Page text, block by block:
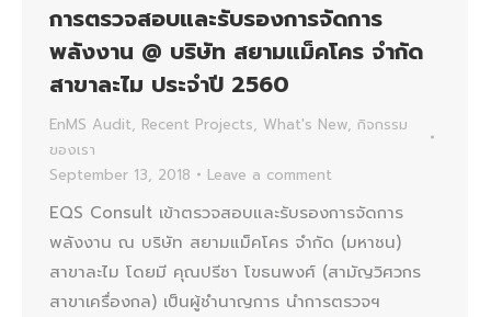
การตรวจสอบและรับรองการจัดการ
พลังงาน @ บริษัท สยามแม็คโคร จำกัด
สาขาละไม ประจำปี 2560
EnMS Audit, Recent Projects, What's New, กิจกรรม
ของเรา
September 13, 2018
Leave a comment
EQS Consult เข้าตรวจสอบและรับรองการจัดการ
พลังงาน ณ บริษัท สยามแม็คโคร จำกัด (มหาชน)
สาขาละไม โดยมี คุณปรีชา โขธนพงศ์ (สามัญวิศวกร
สาขาเครื่องกล) เป็นผู้ชำนาญการ นำการตรวจฯ